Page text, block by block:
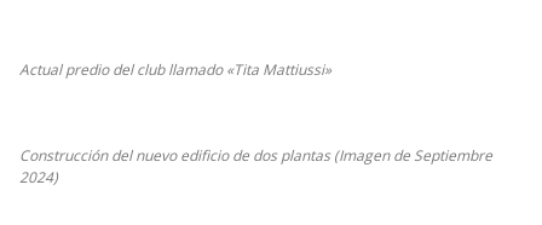
Actual predio del club llamado «Tita Mattiussi»
Construcción del nuevo edificio de dos plantas (Imagen de Septiembre
2024)